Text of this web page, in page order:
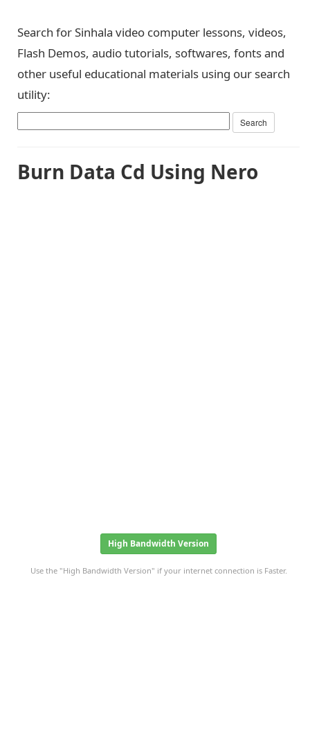
Search for Sinhala video computer lessons, videos,
Flash Demos, audio tutorials, softwares, fonts and
other useful educational materials using our search
utility:
Burn Data Cd Using Nero
High Bandwidth Version
Use the "High Bandwidth Version" if your internet connection is Faster.